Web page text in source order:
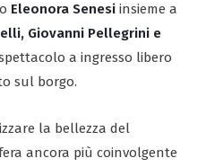
Eleonora Senesi insieme a
Giovanni Pellegrini e
a ingresso libero
sul borgo.
la bellezza del
ancora più coinvolgente